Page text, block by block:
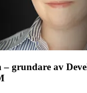
– grundare av